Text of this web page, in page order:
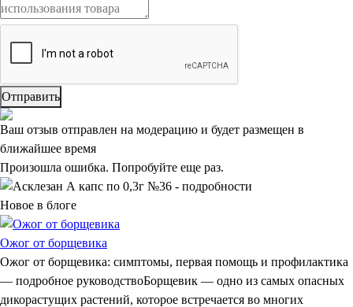
Отправить
Ваш отзыв отправлен на модерацию и будет размещен в
ближайшее время
Произошла ошибка. Попробуйте еще раз.
Новое в блоге
Ожог от борщевика
Ожог от борщевика: симптомы, первая помощь и профилактика
— подробное руководствоБорщевик — одно из самых опасных
дикорастущих растений, которое встречается во многих